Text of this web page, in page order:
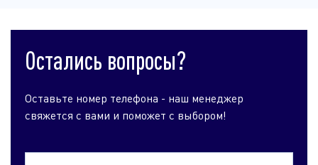
Остались вопросы?
Оставьте номер телефона - наш менеджер
свяжется с вами и поможет с выбором!